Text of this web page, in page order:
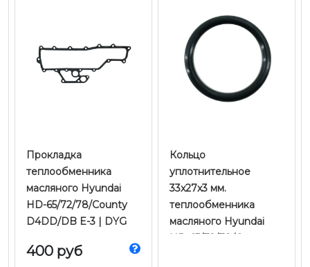
Прокладка
теплообменника
масляного Hyundai
HD-65/72/78/County
D4DD/DB E-3 | DYG
400 руб
Кольцо
уплотнительное
33x27x3 мм.
теплообменника
масляного Hyundai
HD-65/72/78/County